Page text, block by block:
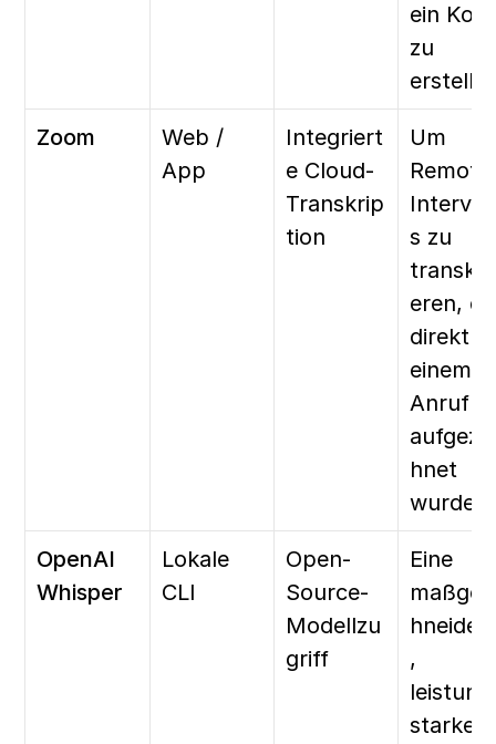
ein
zu
Zoom
Web /
App
Integriert
e Cloud-
Transkrip
tion
Um
s zu
eren,
direkt in
einem
Anruf
hnet
wurden.
OpenAI
Whisper
Lokale
CLI
Open-
Source-
Modellzu
griff
Eine
,
starke